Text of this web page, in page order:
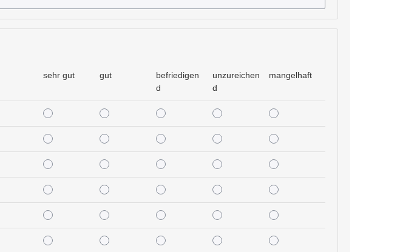
sehr gut gut
befriedigen
d
unzureichen
d
mangelhaft
befriedigend unzureichend
befriedigend unzureichend
befriedigend unzureichend
befriedigend unzureichend
befriedigend unzureichend
befriedigend unzureichend